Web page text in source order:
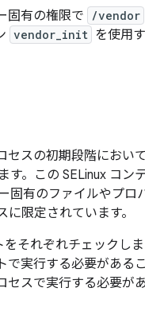
固有の権限で /vendor
vendor_init を使用
セスの初期段階におい
す。この SELinux コ
固有のファイルやプ
限定されています。
それぞれチェックし
で実行する必要がある
セスで実行する必要